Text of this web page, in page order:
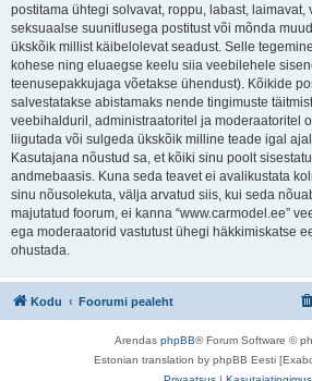
postitama ühtegi solvavat, roppu, labast, laimavat,
seksuaalse suunitlusega postitust või mõnda
ükskõik millist käibelolevat seadust. Selle
kohese ning eluaegse keelu siia veebilehele
teenusepakkujaga võetakse ühendust). Kõikide
salvestatakse abistamaks nende tingimuste
veebihalduril, administraatoritel ja moderaatoritel
liigutada või sulgeda ükskõik milline teade igal
Kasutajana nõustud sa, et kõiki sinu poolt
andmebaasis. Kuna seda teavet ei avalikustata
sinu nõusolekuta, välja arvatud siis, kui seda
majutatud foorum, ei kanna “www.carmodel.ee”
ega moderaatorid vastutust ühegi häkkimiskatse
ohustada.
Kodu Foorumi pealeht
Arendas phpBB® Forum Software ©
Estonian translation by phpBB Eesti